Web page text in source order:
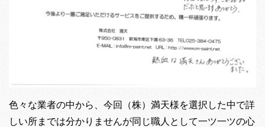
色々な業者の中から、今回（株）満天様を選択した中で詳
しい所までは分かりませんが同じ職人として一ツ一ツの心